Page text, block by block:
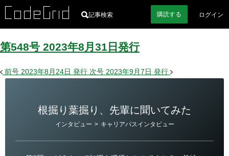
記事検索 購読する ログイン
第548号 2023年8 月 31 日 発行
前号 2023年8月24日 発行 次号 2023年9月7日 発行
根掘り葉掘り、先輩に聞いてみた
インタビュー > キャリアパスインタビュー